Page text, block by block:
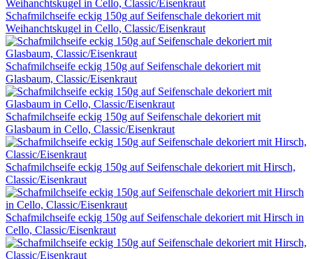
Schafmilchseife eckig 150g auf Seifenschale dekoriert mit
Weihanchtskugel in Cello, Classic/Eisenkraut
Schafmilchseife eckig 150g auf Seifenschale dekoriert mit
Glasbaum, Classic/Eisenkraut
Schafmilchseife eckig 150g auf Seifenschale dekoriert mit
Glasbaum in Cello, Classic/Eisenkraut
Schafmilchseife eckig 150g auf Seifenschale dekoriert mit Hirsch,
Classic/Eisenkraut
Schafmilchseife eckig 150g auf Seifenschale dekoriert mit Hirsch in
Cello, Classic/Eisenkraut